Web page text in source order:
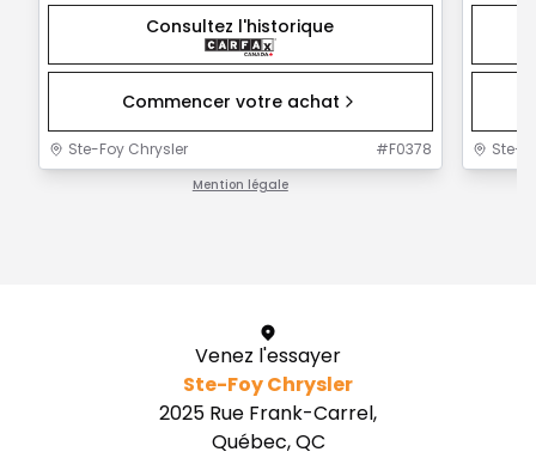
Consultez l'historique
Commencer votre achat
Ste-Foy Chrysler #F0378
Mention légale
Ste-
Venez l'essayer
Ste-Foy Chrysler
2025 Rue Frank-Carrel,
Québec, QC